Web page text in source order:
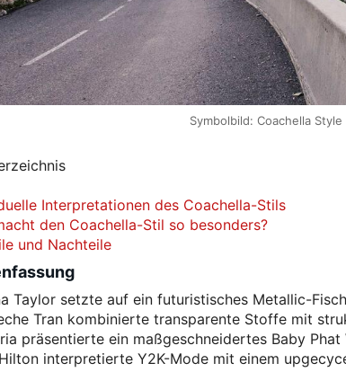
Symbolbild: Coachella Style
Interpretationen des Coachella-Stils
den Coachella-Stil so besonders?
und Nachteile
Taylor setzte auf ein futuristisches Metallic-
Tran kombinierte transparente Stoffe mit
präsentierte ein maßgeschneidertes Baby Phat
interpretierte Y2K-Mode mit einem